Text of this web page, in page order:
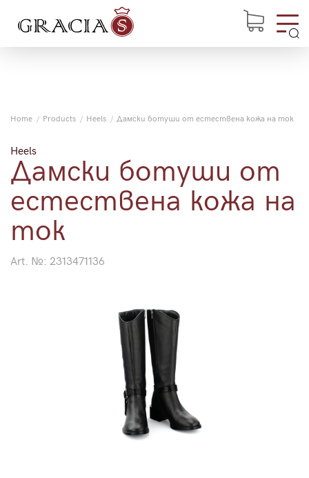
Home Products Heels Дамски ботуши от естествена кожа на ток
Heels
Дамски ботуши от
естествена кожа на
ток
Art. №: 2313471136